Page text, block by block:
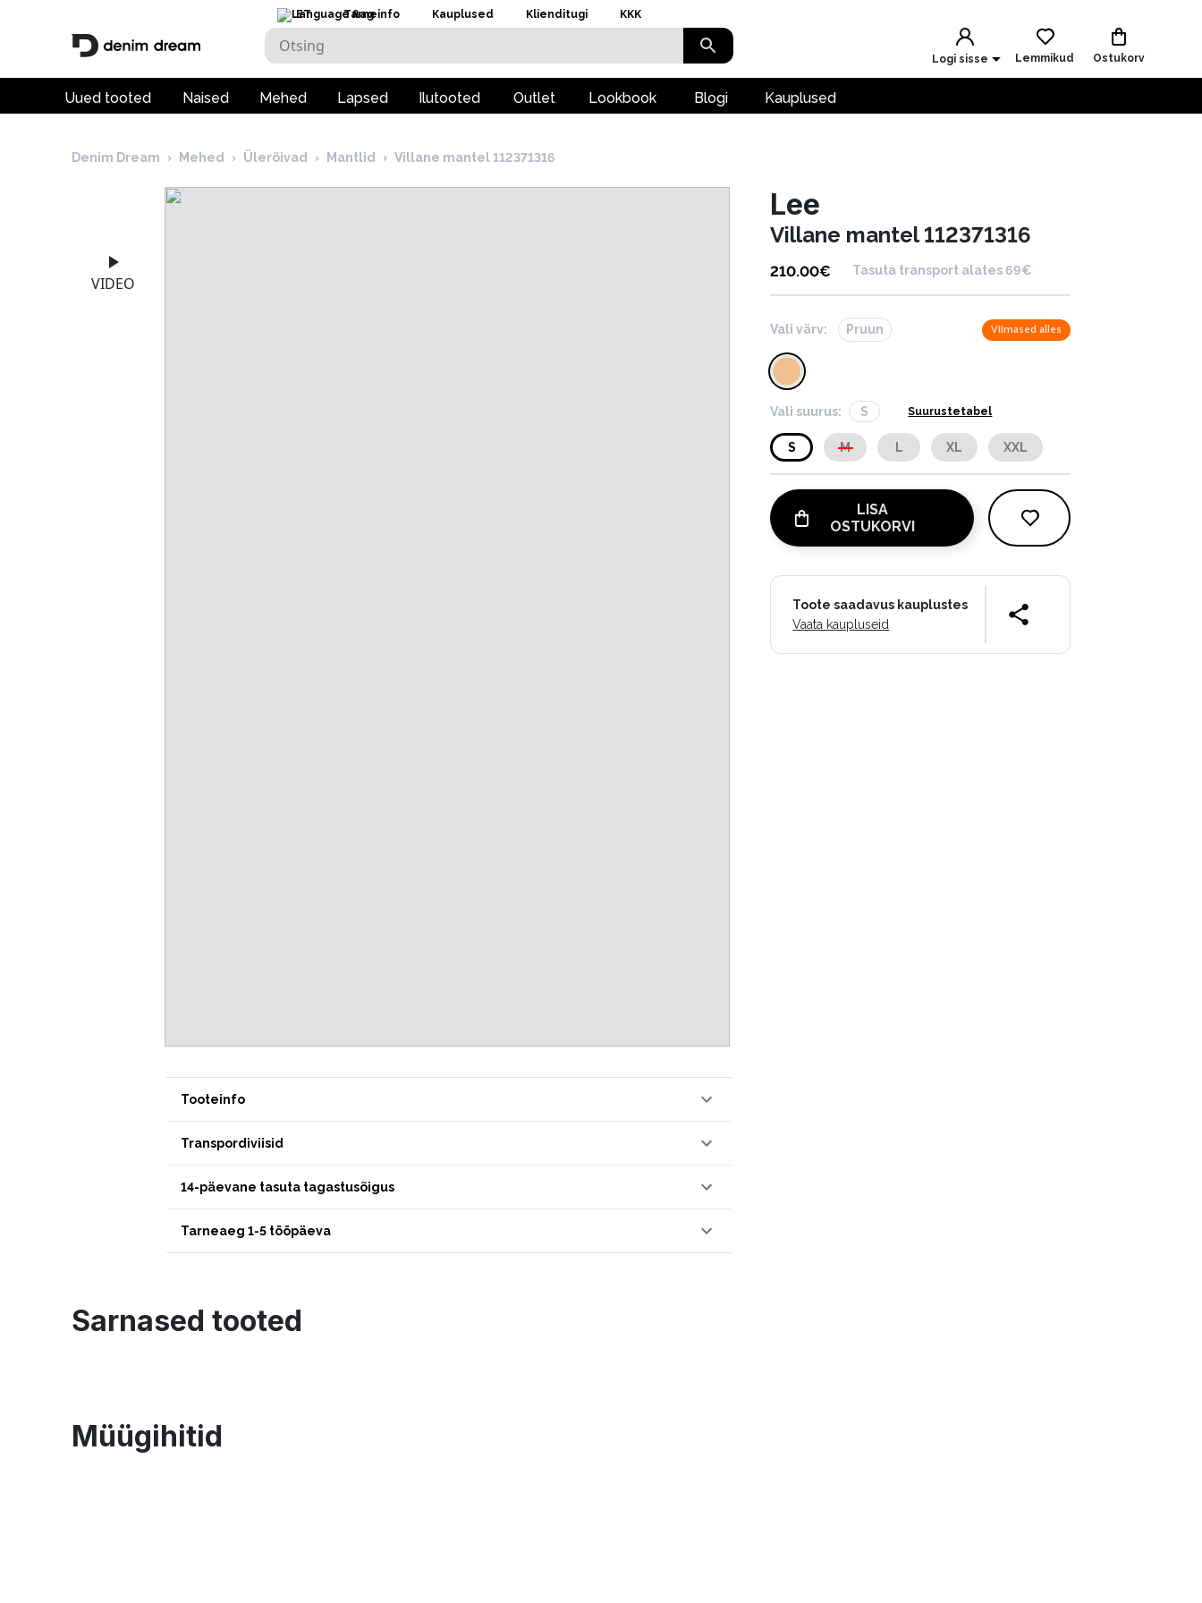
ET Tarneinfo Kauplused Klienditugi KKK
Logi sisse Lemmikud Ostukorv
Uued tooted Naised Mehed Lapsed Ilutooted Outlet Lookbook Blogi Kauplused
Denim Dream › Mehed › Ülerõivad › Mantlid › Villane mantel 112371316
VIDEO
Tooteinfo
Transpordiviisid
14-päevane tasuta tagastusõigus
Tarneaeg 1-5 tööpäeva
Lee
Villane mantel 112371316
210.00€ Tasuta transport alates 69€
Vali värv: Pruun Viimased alles
Vali suurus: S Suurustetabel
S M L XL XXL
LISA
OSTUKORVI
Toote saadavus kauplustes
Vaata kaupluseid
Sarnased tooted
Müügihitid